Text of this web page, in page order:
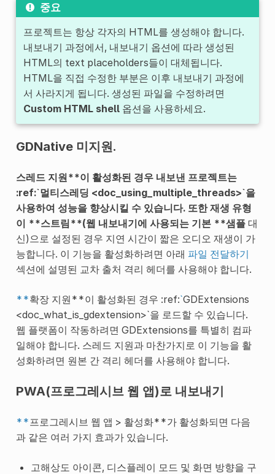
중요
프로젝트는 항상 각자의 HTML를 생성해야 합니다.
내보내기 과정에서, 내보내기 옵션에 따라 생성된
HTML의 text placeholders들이 대체됩니다.
HTML을 직접 수정한 부분은 이후 내보내기 과정에
서 사라지게 됩니다. 생성된 파일을 수정하려면
Custom HTML shell옵션을 사용하세요.
GDNative 미지원.
스레드 지원**이 활성화된 경우 내보낸 프로젝트는
:ref:`멀티스레딩 <doc_using_multiple_threads>`을
사용하여 성능을 향상시킬 수 있습니다. 또한 재생 유형
이 **스트림**(웹 내보내기에 사용되는 기본 **샘플대
신)으로 설정된 경우 지연 시간이 짧은 오디오 재생이 가
능합니다. 이 기능을 활성화하려면 아래 파일 전달하기
섹션에 설명된 교차 출처 격리 헤더를 사용해야 합니다.
**확장 지원**이 활성화된 경우 :ref:`GDExtensions
<doc_what_is_gdextension>`을 로드할 수 있습니다.
웹 플랫폼이 작동하려면 GDExtensions를 특별히 컴파
일해야 합니다. 스레드 지원과 마찬가지로 이 기능을 활
성화하려면 원본 간 격리 헤더를 사용해야 합니다.
PWA(프로그레시브 웹 앱)로 내보내기
** 프로그레시브 웹 앱 > 활성화**가 활성화되면 다음
과 같은 여러 가지 효과가 있습니다.
고해상도 아이콘, 디스플레이 모드 및 화면 방향을 구